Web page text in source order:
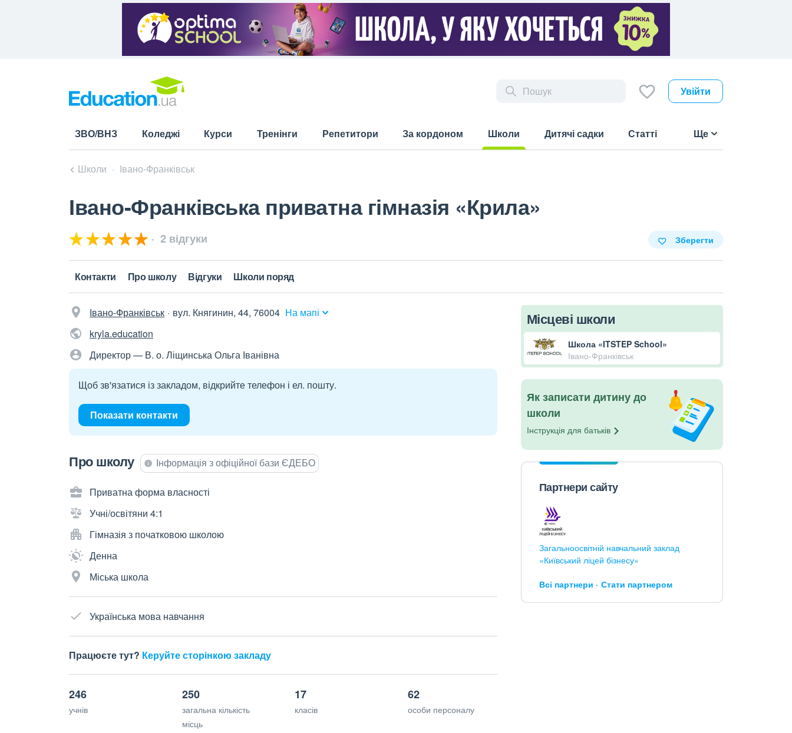
Увійти
ЗВО/ВНЗ Коледжі Курси Тренінги Репетитори За кордоном
Школи
Дитячі садки Статті Ще
Школи Івано-Франківськ
Івано-Франківська приватна гімназія «Крила»
2 відгуки Зберегти
Контакти Про школу Відгуки Школи поряд
Івано-Франківськ вул. Княгинин, 44, 76004 На мапі
kryla.education
Директор — В. о. Ліщинська Ольга Іванівна
Щоб зв'язатися із закладом, відкрийте телефон і ел. пошту.
Показати контакти
Про школу Інформація з офіційної бази ЄДЕБО
Приватна форма власності
Учні/освітяни 4:1
Гімназія з початковою школою
Денна
Міська школа
Українська мова навчання
Працюєте тут? Керуйте сторінкою закладу
246
учнів
250
загальна кількість
місць
17
класів
62
особи персоналу
Місцеві школи
Школа «ITSTEP School»
Івано-Франківськ
Як записати дитину до
школи
Інструкція для батьків
Партнери сайту
Загальноосвітній навчальний заклад
«Київський ліцей бізнесу»
Всі партнери Стати партнером